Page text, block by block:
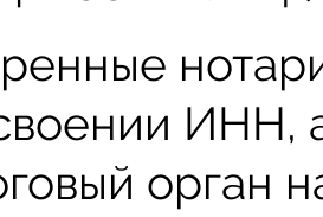
ИНН,
орган